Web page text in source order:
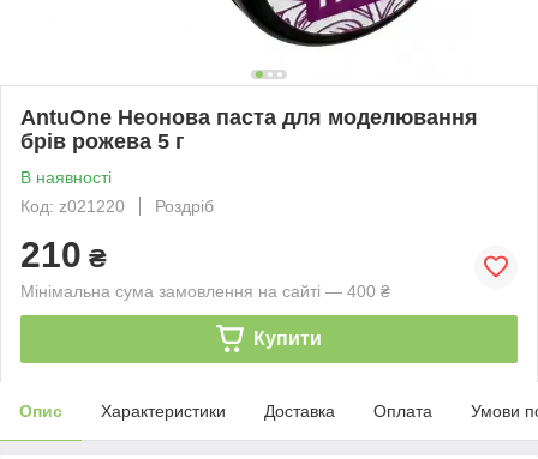
AntuOne Неонова паста для моделювання
брів рожева 5 г
В наявності
Код: z021220
Роздріб
210 ₴
Мінімальна сума замовлення на сайті — 400 ₴
Купити
Опис Характеристики Доставка Оплата Умови